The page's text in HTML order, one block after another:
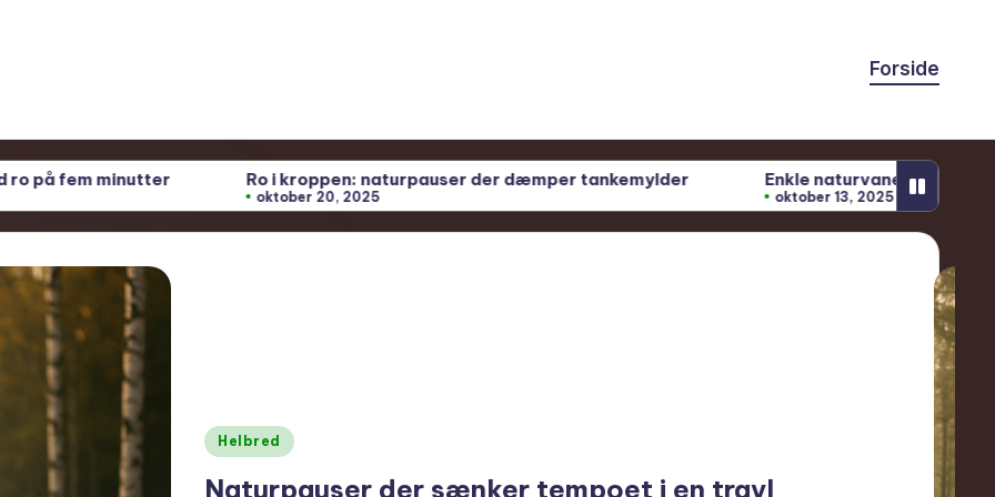
Forside
Ro i kroppen: naturpauser der dæmper tankemylder Enkle naturvaner til ro i hverdagen
Posted
Helbred
Naturpauser der sænker tempoet i en travl